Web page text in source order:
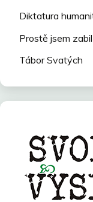
Diktatura
Prostě jsem
Tábor Svatých